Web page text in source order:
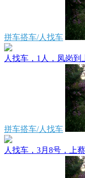
拼车搭车/人找车
人找车，1人，凤岗到
拼车搭车/人找车
人找车，3月8号，上